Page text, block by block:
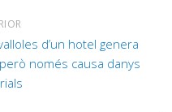
d’un hotel genera
només causa danys